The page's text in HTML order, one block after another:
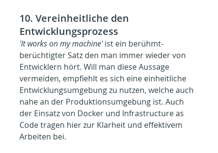
10. Vereinheitliche den
Entwicklungsprozess
'It works on my machine' ist ein berühmt-
berüchtigter Satz den man immer wieder von
Entwicklern hört. Will man diese Aussage
vermeiden, empfiehlt es sich eine einheitliche
Entwicklungsumgebung zu nutzen, welche auch
nahe an der Produktionsumgebung ist. Auch
der Einsatz von Docker und Infrastructure as
Code tragen hier zur Klarheit und effektivem
Arbeiten bei.